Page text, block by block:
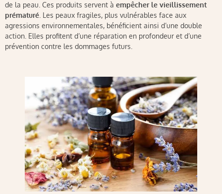
de la peau. Ces produits servent à empêcher le vieillissement
prématuré . Les peaux fragiles, plus vulnérables face aux
agressions environnementales, bénéficient ainsi d’une double
action. Elles profitent d’une réparation en profondeur et d’une
prévention contre les dommages futurs.